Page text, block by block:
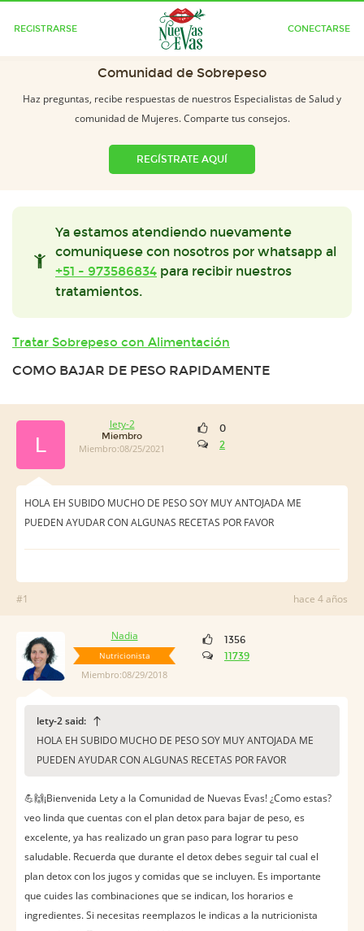
REGISTRARSE CONECTARSE
Comunidad de Sobrepeso
Haz preguntas, recibe respuestas de nuestros Especialistas de Salud y
comunidad de Mujeres. Comparte tus consejos.
REGÍSTRATE AQUÍ
Ya estamos atendiendo nuevamente
comuniquese con nosotros por whatsapp al
+51 - 973586834 para recibir nuestros
tratamientos.
Tratar Sobrepeso con Alimentación
COMO BAJAR DE PESO RAPIDAMENTE
L
lety-2
Miembro
Miembro:08/25/2021
0
2
HOLA EH SUBIDO MUCHO DE PESO SOY MUY ANTOJADA ME
PUEDEN AYUDAR CON ALGUNAS RECETAS POR FAVOR
#1 hace 4 años
Nadia
Nutricionista
Miembro:08/29/2018
1356
11739
lety-2 said:
HOLA EH SUBIDO MUCHO DE PESO SOY MUY ANTOJADA ME
PUEDEN AYUDAR CON ALGUNAS RECETAS POR FAVOR
💪🙌¡Bienvenida Lety a la Comunidad de Nuevas Evas! ¿Como estas?
veo linda que cuentas con el plan detox para bajar de peso, es
excelente, ya has realizado un gran paso para lograr tu peso
saludable. Recuerda que durante el detox debes seguir tal cual el
plan detox con los jugos y comidas que se incluyen. Es importante
que cuides las combinaciones que se indican, los horarios e
ingredientes. Si necesitas reemplazos le indicas a la nutricionista